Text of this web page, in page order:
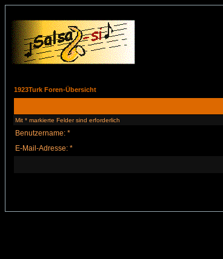
1923Turk Foren-Übersicht
Mit * markierte Felder sind erforderlich
Benutzername: *
E-Mail-Adresse: *